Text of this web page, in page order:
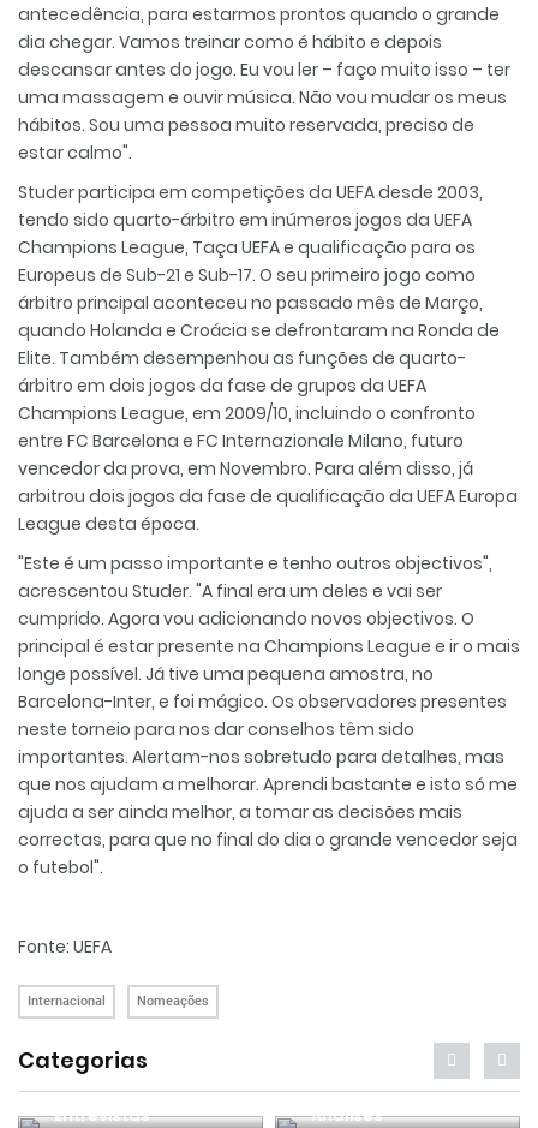
antecedência, para estarmos prontos quando o grande
dia chegar. Vamos treinar como é hábito e depois
descansar antes do jogo. Eu vou ler – faço muito isso – ter
uma massagem e ouvir música. Não vou mudar os meus
hábitos. Sou uma pessoa muito reservada, preciso de
estar calmo".
Studer participa em competições da UEFA desde 2003,
tendo sido quarto-árbitro em inúmeros jogos da UEFA
Champions League, Taça UEFA e qualificação para os
Europeus de Sub-21 e Sub-17. O seu primeiro jogo como
árbitro principal aconteceu no passado mês de Março,
quando Holanda e Croácia se defrontaram na Ronda de
Elite. Também desempenhou as funções de quarto-
árbitro em dois jogos da fase de grupos da UEFA
Champions League, em 2009/10, incluindo o confronto
entre FC Barcelona e FC Internazionale Milano, futuro
vencedor da prova, em Novembro. Para além disso, já
arbitrou dois jogos da fase de qualificação da UEFA Europa
League desta época.
"Este é um passo importante e tenho outros objectivos",
acrescentou Studer. "A final era um deles e vai ser
cumprido. Agora vou adicionando novos objectivos. O
principal é estar presente na Champions League e ir o mais
longe possível. Já tive uma pequena amostra, no
Barcelona-Inter, e foi mágico. Os observadores presentes
neste torneio para nos dar conselhos têm sido
importantes. Alertam-nos sobretudo para detalhes, mas
que nos ajudam a melhorar. Aprendi bastante e isto só me
ajuda a ser ainda melhor, a tomar as decisões mais
correctas, para que no final do dia o grande vencedor seja
o futebol".
Fonte: UEFA
Internacional Nomeações
Categorias
Entrevistas Análises